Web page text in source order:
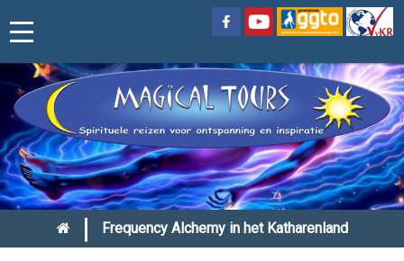
| Frequency Alchemy in het Katharenland